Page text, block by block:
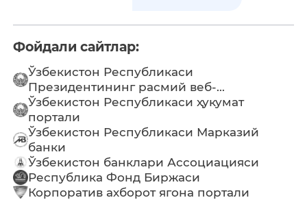
Фойдали сайтлар:
Ўзбекистон Республикаси
Президентининг расмий веб-...
Ўзбекистон Республикаси ҳукумат
портали
Ўзбекистон Республикаси Марказий
банки
Ўзбекистон банклари Ассоциацияси
Республика Фонд Биржаси
Корпоратив ахборот ягона портали